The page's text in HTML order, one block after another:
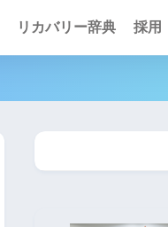
リカバリー辞典 採用